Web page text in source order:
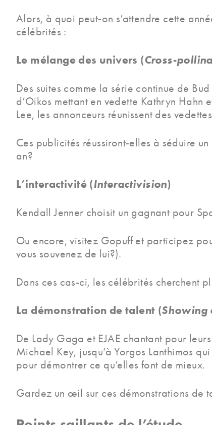
Alors, à quoi peut-on s’attendre cette
célébrités :
Le mélange des univers (Cross-
Des suites comme la série continue de
d’Oikos mettant en vedette Kathryn Hahn
Lee, les annonceurs réunissent des
Ces publicités réussiront-elles à séduire
an?
L’interactivité (Interactivision)
Kendall Jenner choisit un gagnant pour
Ou encore, visitez Gopuff et participez
vous souvenez de lui?).
Dans ces cas-ci, les célébrités cherchent
La démonstration de talent (Showing
De Lady Gaga et EJAE chantant pour
Michael Key, jusqu’à Yorgos Lanthimos
pour démontrer ce qu’elles font de mieux.
Gardez un œil sur ces démonstrations de